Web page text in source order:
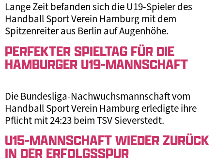
Lange Zeit befanden sich die U19-Spieler des
Handball Sport Verein Hamburg mit dem
Spitzenreiter aus Berlin auf Augenhöhe.
PERFEKTER SPIELTAG FÜR DIE
HAMBURGER U19-MANNSCHAFT
Die Bundesliga-Nachwuchsmannschaft vom
Handball Sport Verein Hamburg erledigte ihre
Pflicht mit 24:23 beim TSV Sieverstedt.
U15-MANNSCHAFT WIEDER ZURÜCK
IN DER ERFOLGSSPUR